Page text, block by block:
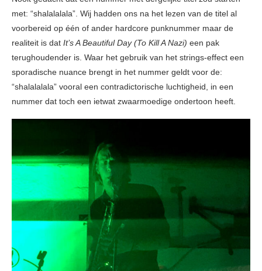
met: “shalalalala”. Wij hadden ons na het lezen van de titel al
voorbereid op één of ander hardcore punknummer maar de
realiteit is dat It’s A Beautiful Day (To Kill A Nazi) een pak
terughoudender is. Waar het gebruik van het strings-effect een
sporadische nuance brengt in het nummer geldt voor de:
“shalalalala” vooral een contradictorische luchtigheid, in een
nummer dat toch een ietwat zwaarmoedige ondertoon heeft.